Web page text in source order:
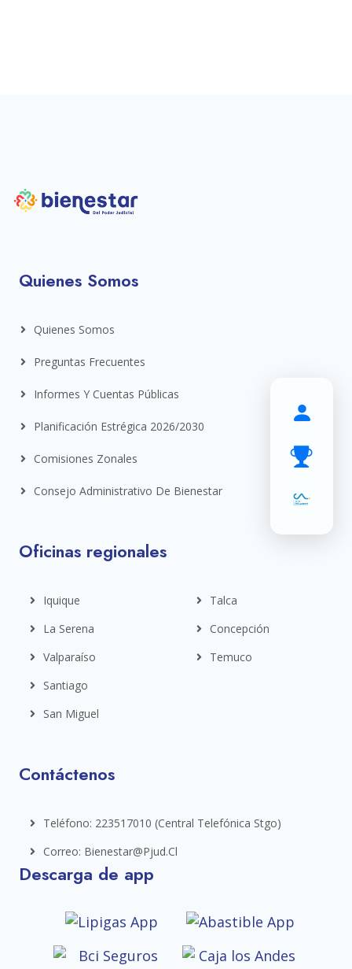
Quienes Somos
Quienes Somos
Preguntas Frecuentes
Informes Y Cuentas Públicas
Planificación Estrégica 2026/2030
Comisiones Zonales
Consejo Administrativo De Bienestar
Oficinas regionales
Iquique
La Serena
Valparaíso
Santiago
San Miguel
Talca
Concepción
Temuco
Contáctenos
Teléfono: 223517010 (central Telefónica Stgo)
Correo: Bienestar@pjud.cl
Descarga de app